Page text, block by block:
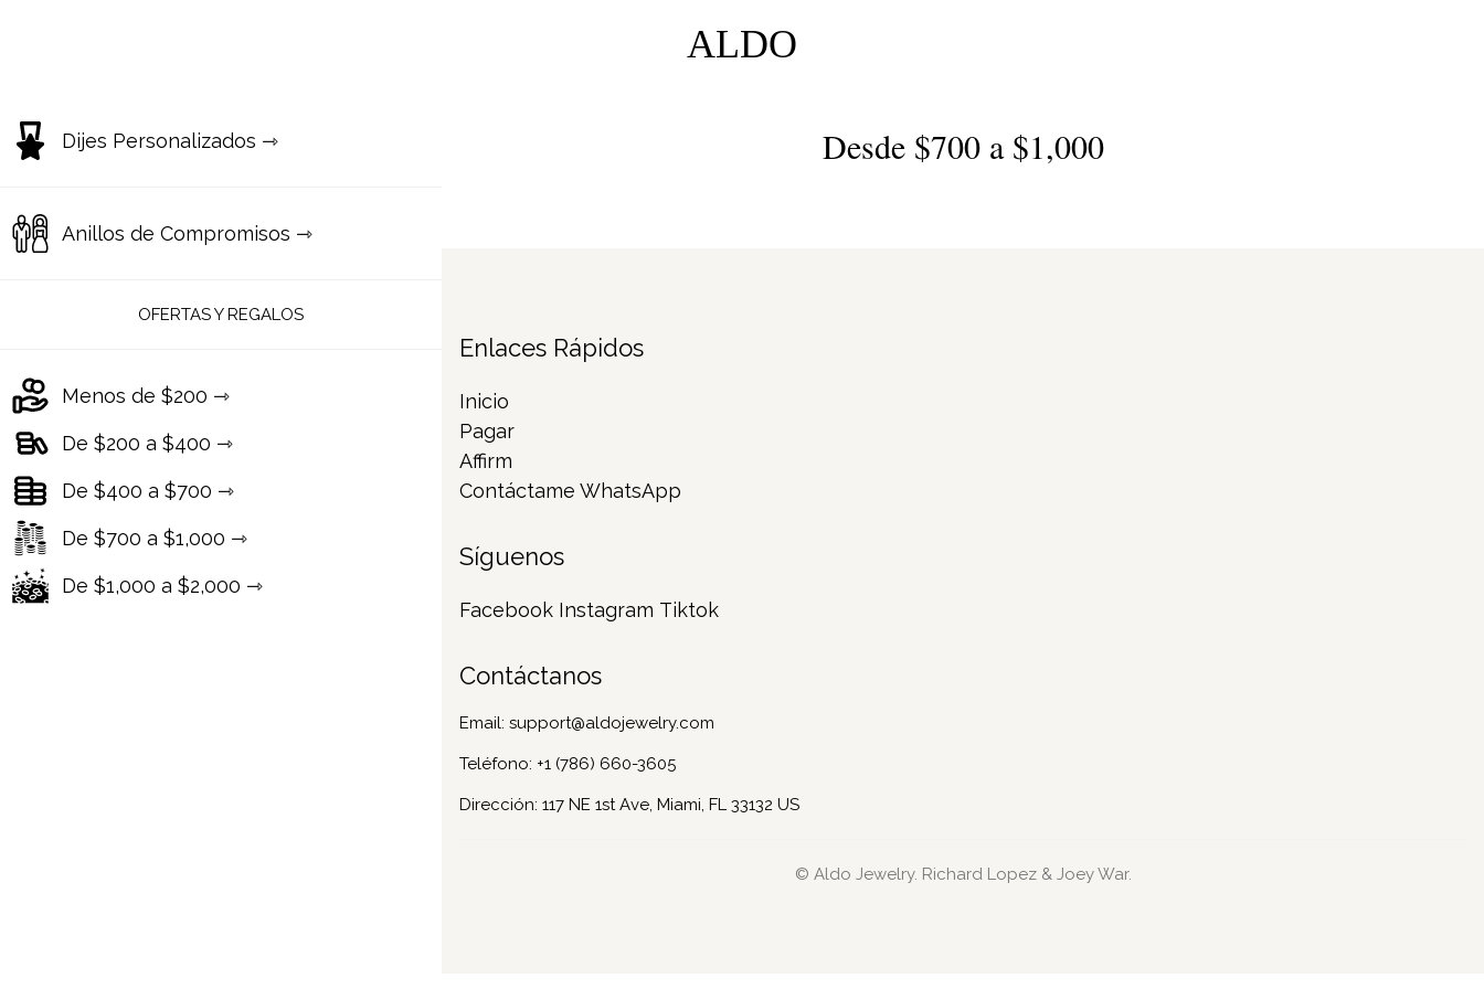
ALDO
Dijes Personalizados ⇾
Anillos de Compromisos ⇾
OFERTAS Y REGALOS
Menos de $200 ⇾
De $200 a $400 ⇾
De $400 a $700 ⇾
De $700 a $1,000 ⇾
De $1,000 a $2,000 ⇾
Desde $700 a $1,000
Enlaces Rápidos
Inicio
Pagar
Affirm
Contáctame WhatsApp
Síguenos
Facebook Instagram Tiktok
Contáctanos
Email: support@aldojewelry.com
Teléfono: +1 (786) 660-3605
Dirección: 117 NE 1st Ave, Miami, FL 33132 US
© Aldo Jewelry. Richard Lopez & Joey War.